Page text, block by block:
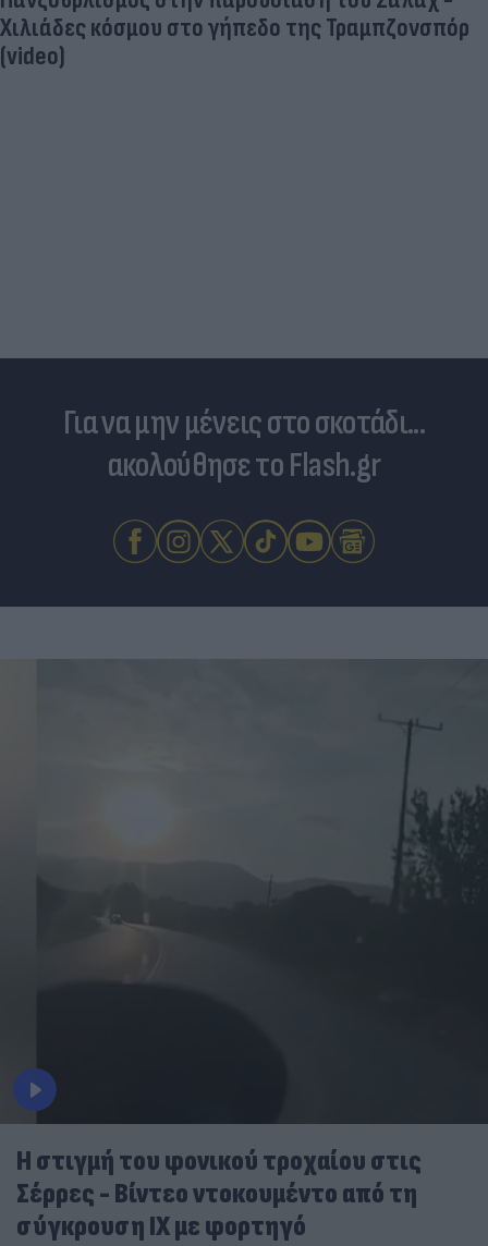
Χιλιάδες κόσμου στο γήπεδο της Τραμπζονσπόρ
(video)
Για να μην μένεις στο σκοτάδι...
ακολούθησε το Flash.gr
Η στιγμή του φονικού τροχαίου στις
Σέρρες - Βίντεο ντοκουμέντο από τη
σύγκρουση ΙΧ με φορτηγό